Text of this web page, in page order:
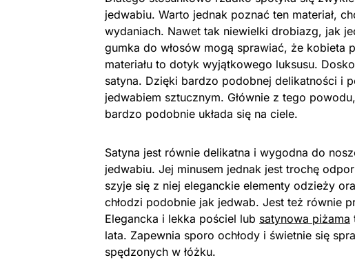
jedwabiu. Warto jednak poznać ten materiał,
wydaniach. Nawet tak niewielki drobiazg, jak
gumka do włosów mogą sprawiać, że kobieta
materiału to dotyk wyjątkowego luksusu.
satyna. Dzięki bardzo podobnej delikatności i
jedwabiem sztucznym. Głównie z tego
bardzo podobnie układa się na ciele.
Satyna jest równie delikatna i wygodna do
jedwabiu. Jej minusem jednak jest trochę
szyje się z niej eleganckie elementy odzieży
chłodzi podobnie jak jedwab. Jest też równie
Elegancka i lekka pościel lub satynowa piżama
lata. Zapewnia sporo ochłody i świetnie się
spędzonych w łóżku.